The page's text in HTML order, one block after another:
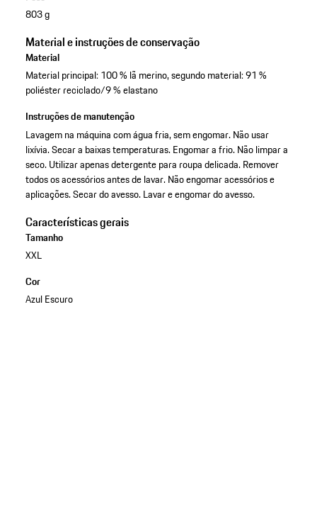
803 g
Material e instruções de conservação
Material
Material principal: 100 % lã merino, segundo material: 91 %
poliéster reciclado/9 % elastano
Instruções de manutenção
Lavagem na máquina com água fria, sem engomar. Não usar
lixívia. Secar a baixas temperaturas. Engomar a frio. Não limpar a
seco. Utilizar apenas detergente para roupa delicada. Remover
todos os acessórios antes de lavar. Não engomar acessórios e
aplicações. Secar do avesso. Lavar e engomar do avesso.
Características gerais
Tamanho
XXL
Cor
Azul Escuro